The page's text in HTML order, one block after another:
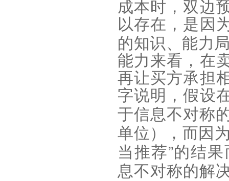
成本时，双边
以存在，是因
的知识、能力
能力来看，在
再让买方承担
字说明，假设
于信息不对称
单位），而因
当推荐”的结
息不对称的解